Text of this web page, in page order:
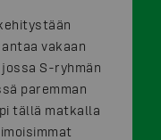
vakaan
S-ryhmän
paremman
tällä matkalla